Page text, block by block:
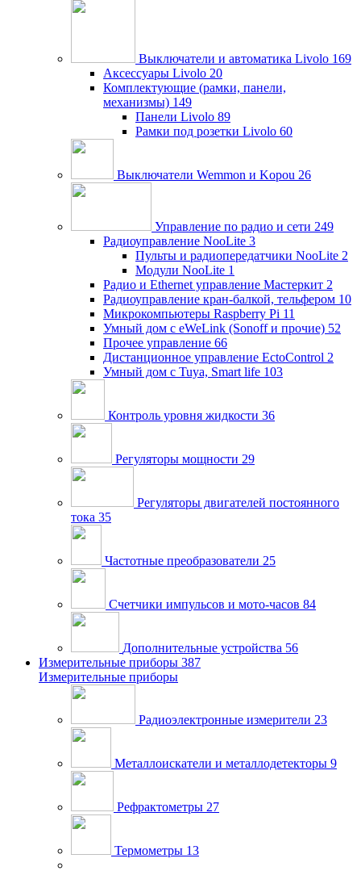
Выключатели и автоматика Livolo 169
Аксессуары Livolo 20
Комплектующие (рамки, панели,
механизмы) 149
Панели Livolo 89
Рамки под розетки Livolo 60
Выключатели Wemmon и Kopou 26
Управление по радио и сети 249
Радиоуправление NooLite 3
Пульты и радиопередатчики NooLite 2
Модули NooLite 1
Радио и Ethernet управление Мастеркит 2
Радиоуправление кран-балкой, тельфером 10
Микрокомпьютеры Raspberry Pi 11
Умный дом c eWeLink (Sonoff и прочие) 52
Прочее управление 66
Дистанционное управление EctoControl 2
Умный дом с Tuya, Smart life 103
Контроль уровня жидкости 36
Регуляторы мощности 29
Регуляторы двигателей постоянного
тока 35
Частотные преобразователи 25
Счетчики импульсов и мото-часов 84
Дополнительные устройства 56
Измерительные приборы 387
Измерительные приборы
Радиоэлектронные измерители 23
Металлоискатели и металлодетекторы 9
Рефрактометры 27
Термометры 13